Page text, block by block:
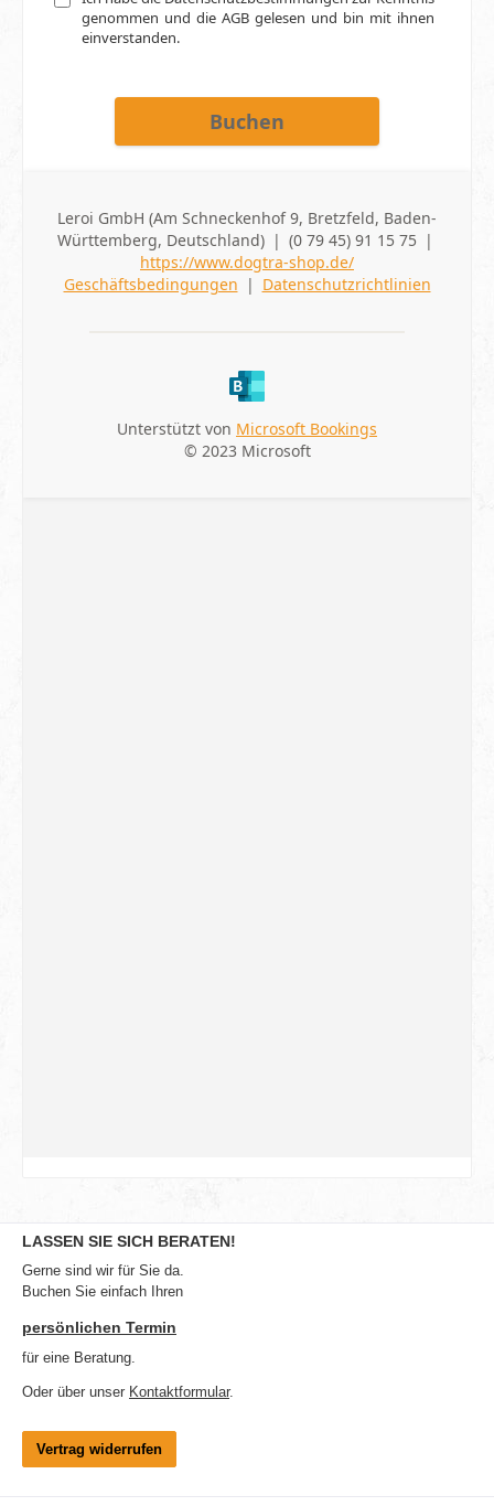
LASSEN SIE SICH BERATEN!
Gerne sind wir für Sie da.
Buchen Sie einfach Ihren
persönlichen Termin
für eine Beratung.
Oder über unser Kontaktformular.
Vertrag widerrufen